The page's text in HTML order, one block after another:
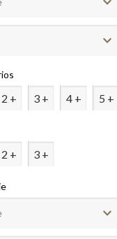
2 + 3 + 4 + 5 +
2 + 3 +